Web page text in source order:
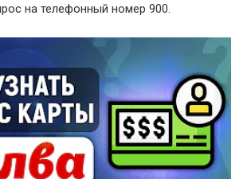
на телефонный номер 900.